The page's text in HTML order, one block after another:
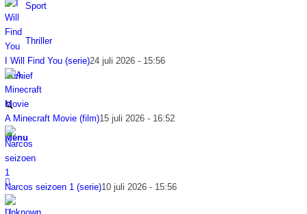
Sport
Thriller
Archief
Menu
I Will Find You (serie)24 juli 2026 - 15:56
A Minecraft Movie (film)15 juli 2026 - 16:52
Narcos seizoen 1 (serie)10 juli 2026 - 15:56